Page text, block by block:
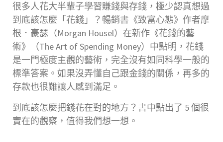
很多人花大半輩子學習賺錢與存錢，極少認真想過
到底該怎麼「花錢」？暢銷書《致富心態》作者摩
根．豪瑟（Morgan Housel）在新作《花錢的藝
術》（The Art of Spending Money）中點明，花錢
是一門極度主觀的藝術，完全沒有如同科學一般的
標準答案。如果沒弄懂自己跟金錢的關係，再多的
存款也很難讓人感到滿足。
到底該怎麼把錢花在對的地方？書中點出了 5 個很
實在的觀察，值得我們想一想。